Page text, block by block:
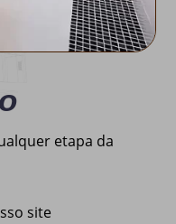
etapa da
site